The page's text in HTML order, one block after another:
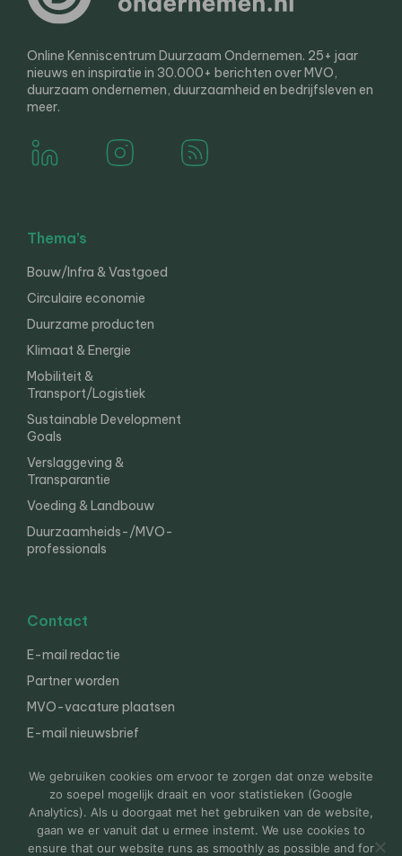
Online Kenniscentrum Duurzaam Ondernemen. 25+ jaar
nieuws en inspiratie in 30.000+ berichten over MVO,
duurzaam ondernemen, duurzaamheid en bedrijfsleven en
meer.
Thema’s
Bouw/Infra & Vastgoed
Circulaire economie
Duurzame producten
Klimaat & Energie
Mobiliteit &
Transport/Logistiek
Sustainable Development
Goals
Verslaggeving &
Transparantie
Voeding & Landbouw
Duurzaamheids-/MVO-
professionals
Contact
E-mail redactie
Partner worden
MVO-vacature plaatsen
E-mail nieuwsbrief
© 2000-2026 Van der Molen EIS Colofon
Disclaimer
Privacy
We gebruiken cookies om ervoor te zorgen dat onze website
zo soepel mogelijk draait en voor statistieken (Google
Analytics). Als u doorgaat met het gebruiken van de website,
gaan we er vanuit dat u ermee instemt. We use cookies to
ensure that our website runs as smoothly as possible and for